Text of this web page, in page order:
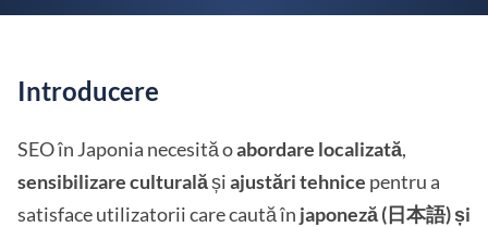
Introducere
SEO în Japonia necesită oabordare localizată,
sensibilizare culturalășiajustări tehnice pentru a
satisface utilizatorii care caută în japoneză (日本語) și